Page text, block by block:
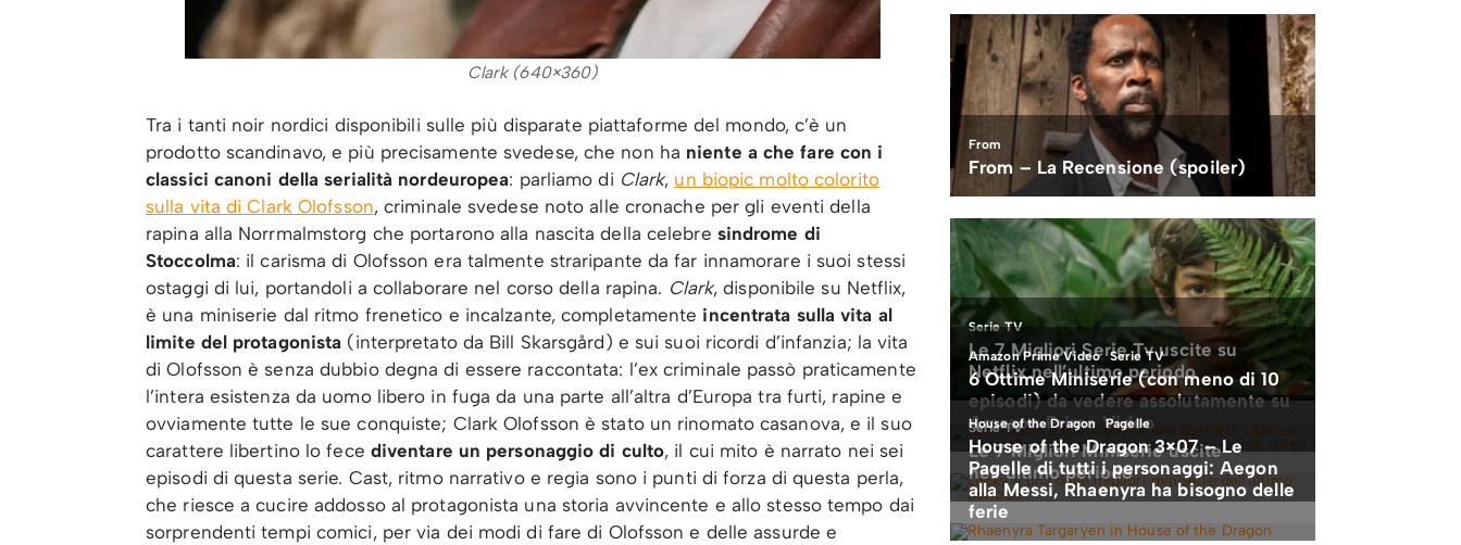
Clark (640×360)
Tra i tanti noir nordici disponibili sulle più disparate piattaforme del mondo, c’è un
prodotto scandinavo, e più precisamente svedese, che non ha niente a che fare con i
classici canoni della serialità nordeuropea: parliamo di Clark, un biopic molto colorito
sulla vita di Clark Olofsson, criminale svedese noto alle cronache per gli eventi della
rapina alla Norrmalmstorg che portarono alla nascita della celebre sindrome di
Stoccolma: il carisma di Olofsson era talmente straripante da far innamorare i suoi stessi
ostaggi di lui, portandoli a collaborare nel corso della rapina. Clark, disponibile su Netflix,
è una miniserie dal ritmo frenetico e incalzante, completamente incentrata sulla vita al
limite del protagonista (interpretato da Bill Skarsgård) e sui suoi ricordi d’infanzia; la vita
di Olofsson è senza dubbio degna di essere raccontata: l’ex criminale passò praticamente
l’intera esistenza da uomo libero in fuga da una parte all’altra d’Europa tra furti, rapine e
ovviamente tutte le sue conquiste; Clark Olofsson è stato un rinomato casanova, e il suo
carattere libertino lo fece diventare un personaggio di culto, il cui mito è narrato nei sei
episodi di questa serie. Cast, ritmo narrativo e regia sono i punti di forza di questa perla,
che riesce a cucire addosso al protagonista una storia avvincente e allo stesso tempo dai
sorprendenti tempi comici, per via dei modi di fare di Olofsson e delle assurde e